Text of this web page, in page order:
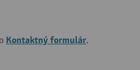
Kontaktný formulár.